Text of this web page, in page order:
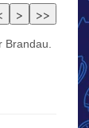
Brandau.